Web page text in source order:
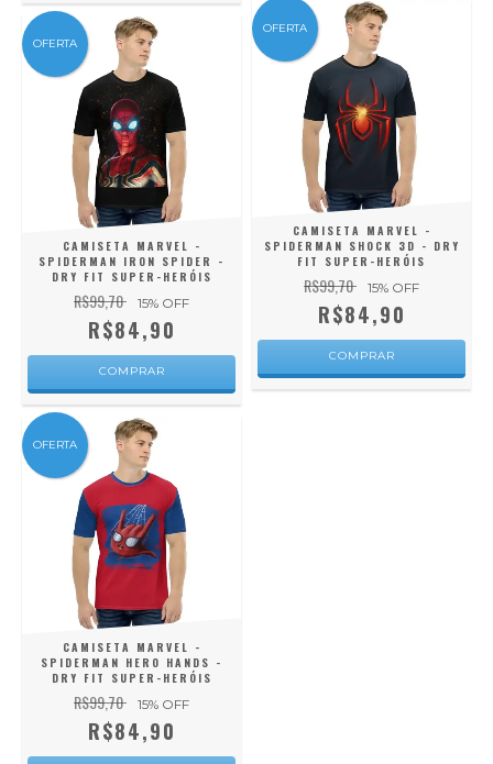
OFERTA
CAMISETA MARVEL -
SPIDERMAN IRON SPIDER -
DRY FIT SUPER-HERÓIS
R$99,70 15% OFF
R$84,90
COMPRAR
OFERTA
CAMISETA MARVEL -
SPIDERMAN SHOCK 3D - DRY
FIT SUPER-HERÓIS
R$99,70 15% OFF
R$84,90
COMPRAR
OFERTA
CAMISETA MARVEL -
SPIDERMAN HERO HANDS -
DRY FIT SUPER-HERÓIS
R$99,70 15% OFF
R$84,90